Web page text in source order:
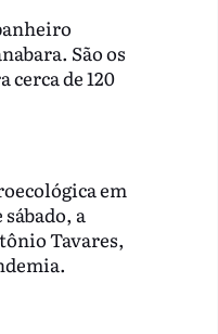
São os
de 120
em
a
Tavares,